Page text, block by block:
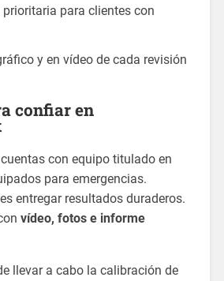
prioritaria para clientes con
y en vídeo de cada revisión
confiar en
con equipo titulado en
para emergencias.
entregar resultados duraderos.
vídeo, fotos e informe
llevar a cabo la calibración de